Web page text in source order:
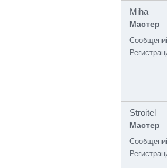
Miha
Мастер
Stroitel
Мастер